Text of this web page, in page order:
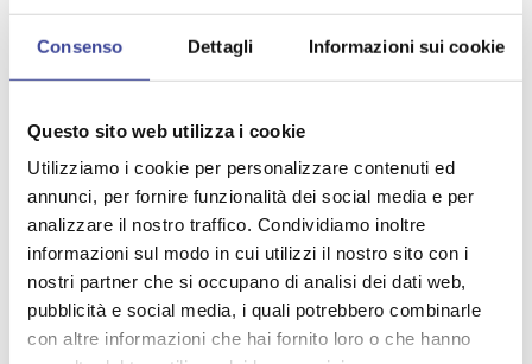
Consenso Dettagli Informazioni sui cookie
Questo sito web utilizza i cookie
Utilizziamo i cookie per personalizzare contenuti ed
annunci, per fornire funzionalità dei social media e per
analizzare il nostro traffico. Condividiamo inoltre
informazioni sul modo in cui utilizzi il nostro sito con i
nostri partner che si occupano di analisi dei dati web,
pubblicità e social media, i quali potrebbero combinarle
con altre informazioni che hai fornito loro o che hanno
FAQ Avviso Torcia Olimpica
TEMI PIÙ VISTI
SOSTENIBILITA' ,COMMERCIO ,
COOPERAZIONE INTERNAZIONALE
CASSA DEPOSITI E PRESTITI
MAURO GUERRA INQUINAMENTO